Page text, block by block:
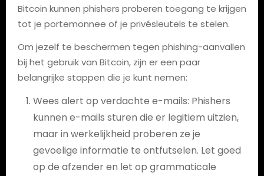
Bitcoin kunnen phishers proberen toegang te krijgen
tot je portemonnee of je privésleutels te stelen.
Om jezelf te beschermen tegen phishing-aanvallen
bij het gebruik van Bitcoin, zijn er een paar
belangrijke stappen die je kunt nemen:
Wees alert op verdachte e-mails: Phishers
kunnen e-mails sturen die er legitiem uitzien,
maar in werkelijkheid proberen ze je
gevoelige informatie te ontfutselen. Let goed
op de afzender en let op grammaticale